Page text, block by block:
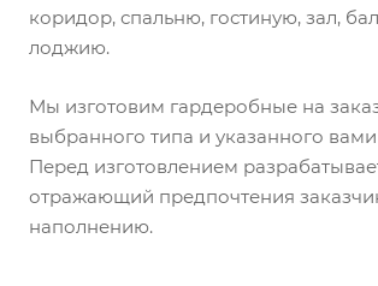
коридор, спальню, гостиную, зал,
лоджию.
Мы изготовим гардеробные на
выбранного типа и указанного
Перед изготовлением
отражающий предпочтения
наполнению.